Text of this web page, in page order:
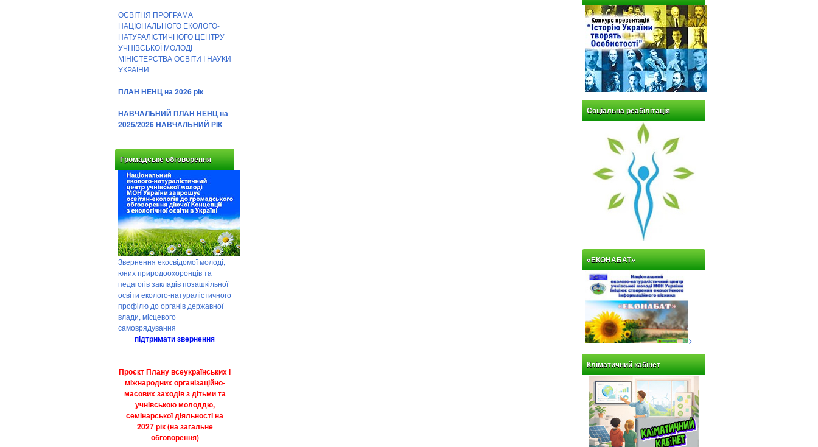
ОСВІТНЯ ПРОГРАМА
НАЦІОНАЛЬНОГО ЕКОЛОГО-
НАТУРАЛІСТИЧНОГО ЦЕНТРУ
УЧНІВСЬКОЇ МОЛОДІ
МІНІСТЕРСТВА ОСВІТИ І НАУКИ
УКРАЇНИ
ПЛАН НЕНЦ на 2026 рік
НАВЧАЛЬНИЙ ПЛАН НЕНЦ на
2025/2026 НАВЧАЛЬНИЙ РІК
Громадське обговорення
Звернення екосвідомої молоді,
юних природоохоронців та
педагогів закладів позашкільної
освіти еколого-натуралістичного
профілю до органів державної
влади, місцевого
самоврядування
підтримати звернення
Проєкт Плану всеукраїнських і
міжнародних організаційно-
масових заходів з дітьми та
учнівською молоддю,
семінарської діяльності на
2027 рік (на загальне
обговорення)
Соціальна реабілітація
«ЕКОНАБАТ»
>
Кліматичний кабінет